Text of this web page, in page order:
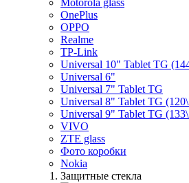
Motorola glass
OnePlus
OPPO
Realme
TP-Link
Universal 10" Tablet TG
Universal 6"
Universal 7" Tablet TG
Universal 8" Tablet TG
Universal 9" Tablet TG
VIVO
ZTE glass
Фото коробки
Nokia
Защитные стекла